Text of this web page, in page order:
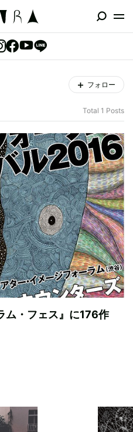
フォロー
Total 1 Posts
ム・フェス』に176作